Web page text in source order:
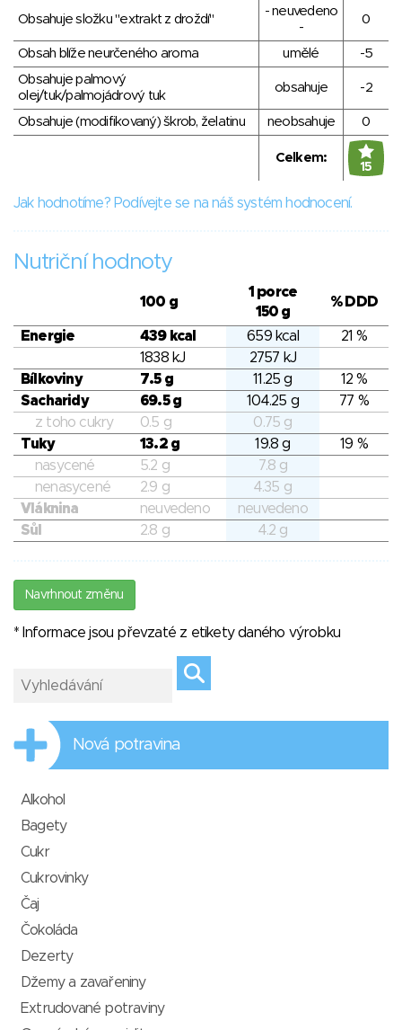
Obsahuje složku "extrakt z droždí"
- neuvedeno
-
0
Obsah blíže neurčeného aroma umělé
-5
Obsahuje palmový
olej/tuk/palmojádrový tuk
obsahuje -2
Obsahuje (modifikovaný) škrob, želatinu neobsahuje 0
Celkem:
15
Jak hodnotíme? Podívejte se na náš systém hodnocení.
Nutriční hodnoty
100 g
1 porce
150 g
% DDD
Energie 439 kcal 659 kcal
21 %
1838 kJ
2757 kJ
Bílkoviny
7.5 g 11.25 g
12 %
Sacharidy
69.5 g 104.25 g
77 %
z toho cukry
0.5 g
0.75 g
Tuky
13.2 g 19.8 g
19 %
nasycené
5.2 g
7.8 g
nenasycené
2.9 g
4.35 g
Vláknina
neuvedeno
neuvedeno
Sůl
2.8 g 4.2 g
Navrhnout změnu
* Informace jsou převzaté z etikety daného výrobku
Nová potravina
Alkohol
Bagety
Cukr
Cukrovinky
Čaj
Čokoláda
Dezerty
Džemy a zavařeniny
Extrudované potraviny